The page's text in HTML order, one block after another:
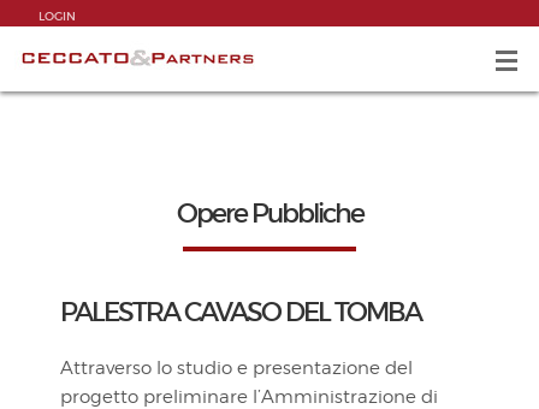
LOGIN
Opere Pubbliche
PALESTRA CAVASO DEL TOMBA
Attraverso lo studio e presentazione del
progetto preliminare l’Amministrazione di